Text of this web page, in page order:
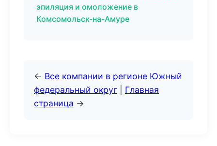
эпиляция и омоложение в
Комсомольск-на-Амуре
← Все компании в регионе Южный
федеральный округ
Главная
страница →